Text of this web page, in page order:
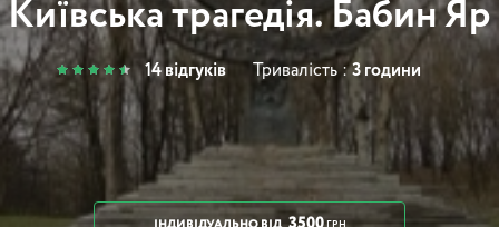
Київська трагедія. Бабин Яр
14 відгуків Тривалість :3 години